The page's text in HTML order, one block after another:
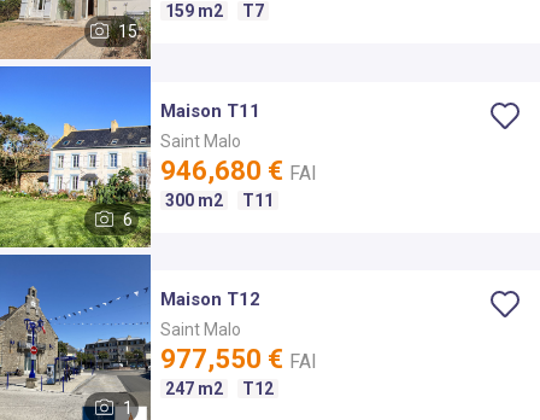
15
159 m2 T7
6
Maison T11
Saint Malo
946,680 € FAI
300 m2 T11
1
Maison T12
Saint Malo
977,550 € FAI
247 m2 T12